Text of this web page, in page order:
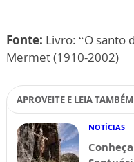
Fonte: Livro: “O santo
Mermet (1910-2002)
APROVEITE E LEIA TAMBÉM
NOTÍCIAS